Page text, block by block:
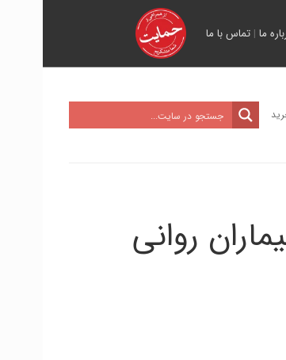
ما |تماس با ما
روانی